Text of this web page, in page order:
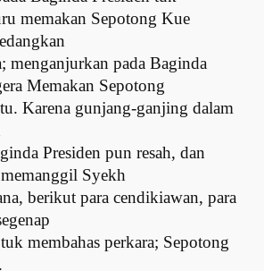
memakan Sepotong Kue
edangkan
menganjurkan pada Baginda
Memakan Sepotong
Karena gunjang-ganjing dalam
Presiden pun resah, dan
Syekh
berikut para cendikiawan, para
membahas perkara; Sepotong